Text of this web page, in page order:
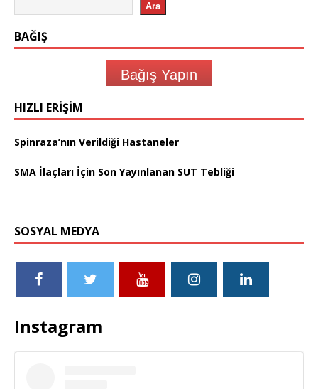
Ara
BAĞIŞ
Bağış Yapın
HIZLI ERIŞIM
Spinraza’nın Verildiği Hastaneler
SMA İlaçları İçin Son Yayınlanan SUT Tebliği
SOSYAL MEDYA
Instagram